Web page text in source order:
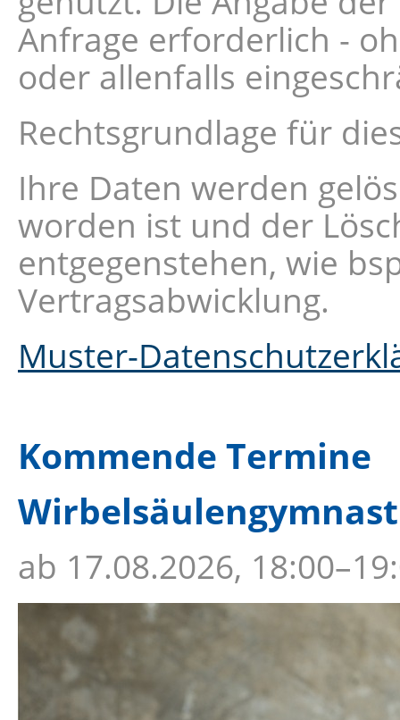
Anfrage erforderlich -
oder allenfalls
Rechtsgrundlage für
Ihre Daten werden
worden ist und der
entgegenstehen, wie
Vertragsabwicklung.
Muster-
Kommende Termine
ab 17.08.2026,